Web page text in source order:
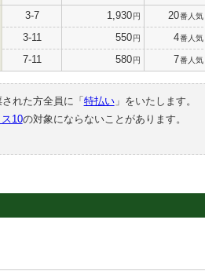
3-7 1,930円 20番人気
3-11 550円 4番人気
7-11 580円 7番人気
れた方全員に「 特払い」をいたします。
10の対象にならないことがあります。